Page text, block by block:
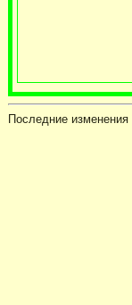
Последние